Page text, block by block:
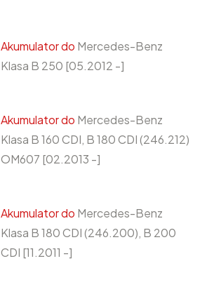
Akumulator do Mercedes-Benz
Klasa B 250 [05.2012 -]
Akumulator do Mercedes-Benz
Klasa B 160 CDI, B 180 CDI (246.212)
OM607 [02.2013 -]
Akumulator do Mercedes-Benz
Klasa B 180 CDI (246.200), B 200
CDI [11.2011 -]